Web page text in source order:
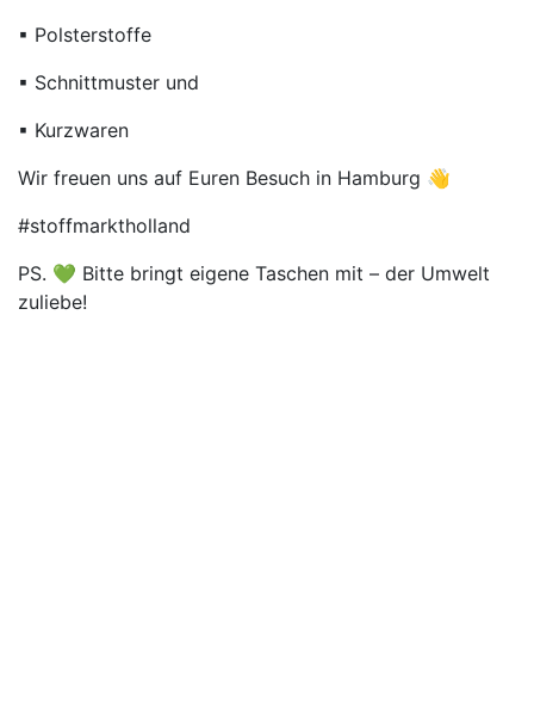
▪ Polsterstoffe
▪ Schnittmuster und
▪ Kurzwaren
Wir freuen uns auf Euren Besuch in Hamburg 👋
#stoffmarktholland
PS. 💚 Bitte bringt eigene Taschen mit – der Umwelt
zuliebe!